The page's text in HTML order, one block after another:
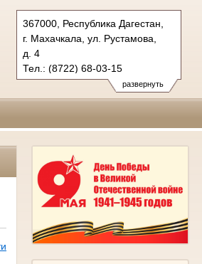
развернуть
367000, Республика Дагестан,
г. Махачкала, ул. Рустамова,
д. 4
Тел.: (8722) 68-03-15
sovetskiy.dag@sudrf.ru